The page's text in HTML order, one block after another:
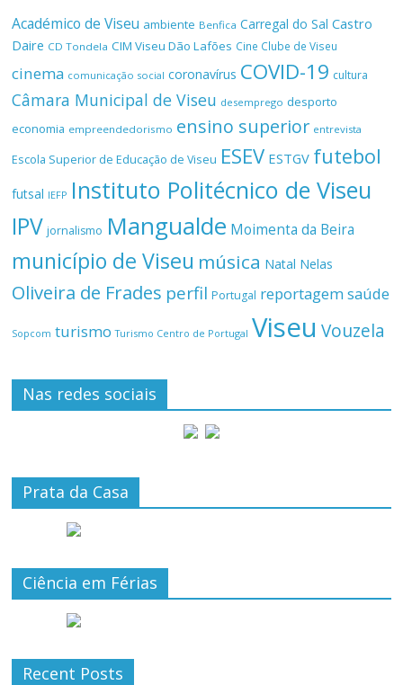
Académico de Viseu ambiente Benfica Carregal do Sal Castro
Daire CD Tondela CIM Viseu Dão Lafões Cine Clube de Viseu
cinema comunicação social coronavírus COVID-19 cultura
Câmara Municipal de Viseu desemprego desporto
economia empreendedorismo ensino superior entrevista
Escola Superior de Educação de Viseu ESEV ESTGV futebol
futsal IEFP Instituto Politécnico de Viseu
IPV jornalismo Mangualde Moimenta da Beira
município de Viseu música Natal Nelas
Oliveira de Frades perfil Portugal reportagemsaúde
Sopcom turismo Turismo Centro de Portugal Viseu Vouzela
Nas redes sociais
Prata da Casa
Ciência em Férias
Recent Posts